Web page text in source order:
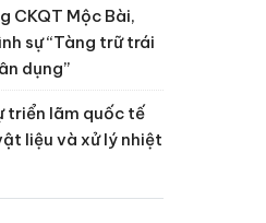
CKQT Mộc Bài,
sự “Tàng trữ trái
dụng”
triển lãm quốc tế
liệu và xử lý nhiệt